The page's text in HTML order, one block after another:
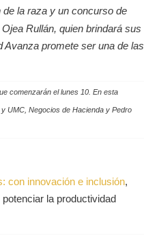
la raza y un concurso de
Rullán, quien brindará sus
promete ser una de las
comenzarán el lunes 10. En esta
UMC, Negocios de Hacienda y Pedro
con innovación e inclusión,
la productividad